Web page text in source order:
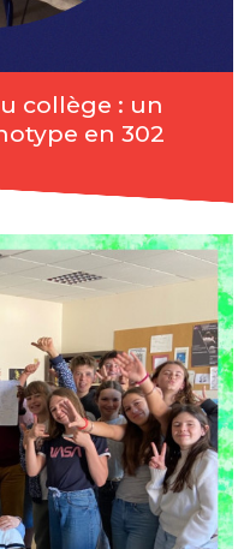
collège : un
en 302